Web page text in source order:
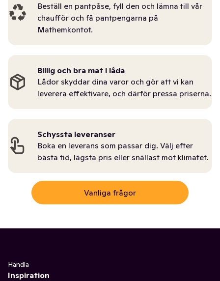
Beställ en pantpåse, fyll den och lämna till vår
chaufför och få pantpengarna på
Mathemkontot.
Billig och bra mat i låda
Lådor skyddar dina varor och gör att vi kan
leverera effektivare, och därför pressa priserna.
Schyssta leveranser
Boka en leverans som passar dig. Välj efter
bästa tid, lägsta pris eller snällast mot klimatet.
Vanliga frågor
Handla
Inspiration